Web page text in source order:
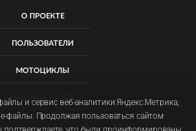
О ПРОЕКТЕ
ПОЛЬЗОВАТЕЛИ
МОТОЦИКЛЫ
ПРАВИЛА САЙТА
и сервис веб-аналитики Яндекс.Метрика,
файлы. Продолжая пользоваться сайтом